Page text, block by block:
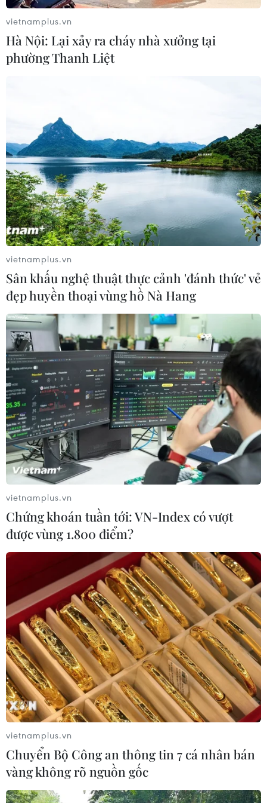
#dịch COVID-19
#dập dịch
#không tập trung đông người
#bắt buộc đeo khẩu trang
#cách ly y tế
TIN LIÊN QUAN
Chạy đua với thời gian, quyết tâm
thắng “giặc” COVID-19
09/02/2021 02:38
Cuộc chiến chống COVID–19 của những “chiến sỹ áo
trắng” từ khi đại dịch này bùng phát đầu năm 2020 đến
nay vẫn chưa có ngày ngưng nghỉ, bởi luôn tiềm ẩn mối
đe dọa dịch quay trở lại.
vietnamplus.vn
Hà Nội: Lại xảy ra cháy nhà xưởng tại
phường Thanh Liệt
vietnamplus.vn
Sân khấu nghệ thuật thực cảnh 'đánh thức' vẻ
đẹp huyền thoại vùng hồ Nà Hang
vietnamplus.vn
Chứng khoán tuần tới: VN-Index có vượt
được vùng 1.800 điểm?
vietnamplus.vn
Chuyển Bộ Công an thông tin 7 cá nhân bán
vàng không rõ nguồn gốc